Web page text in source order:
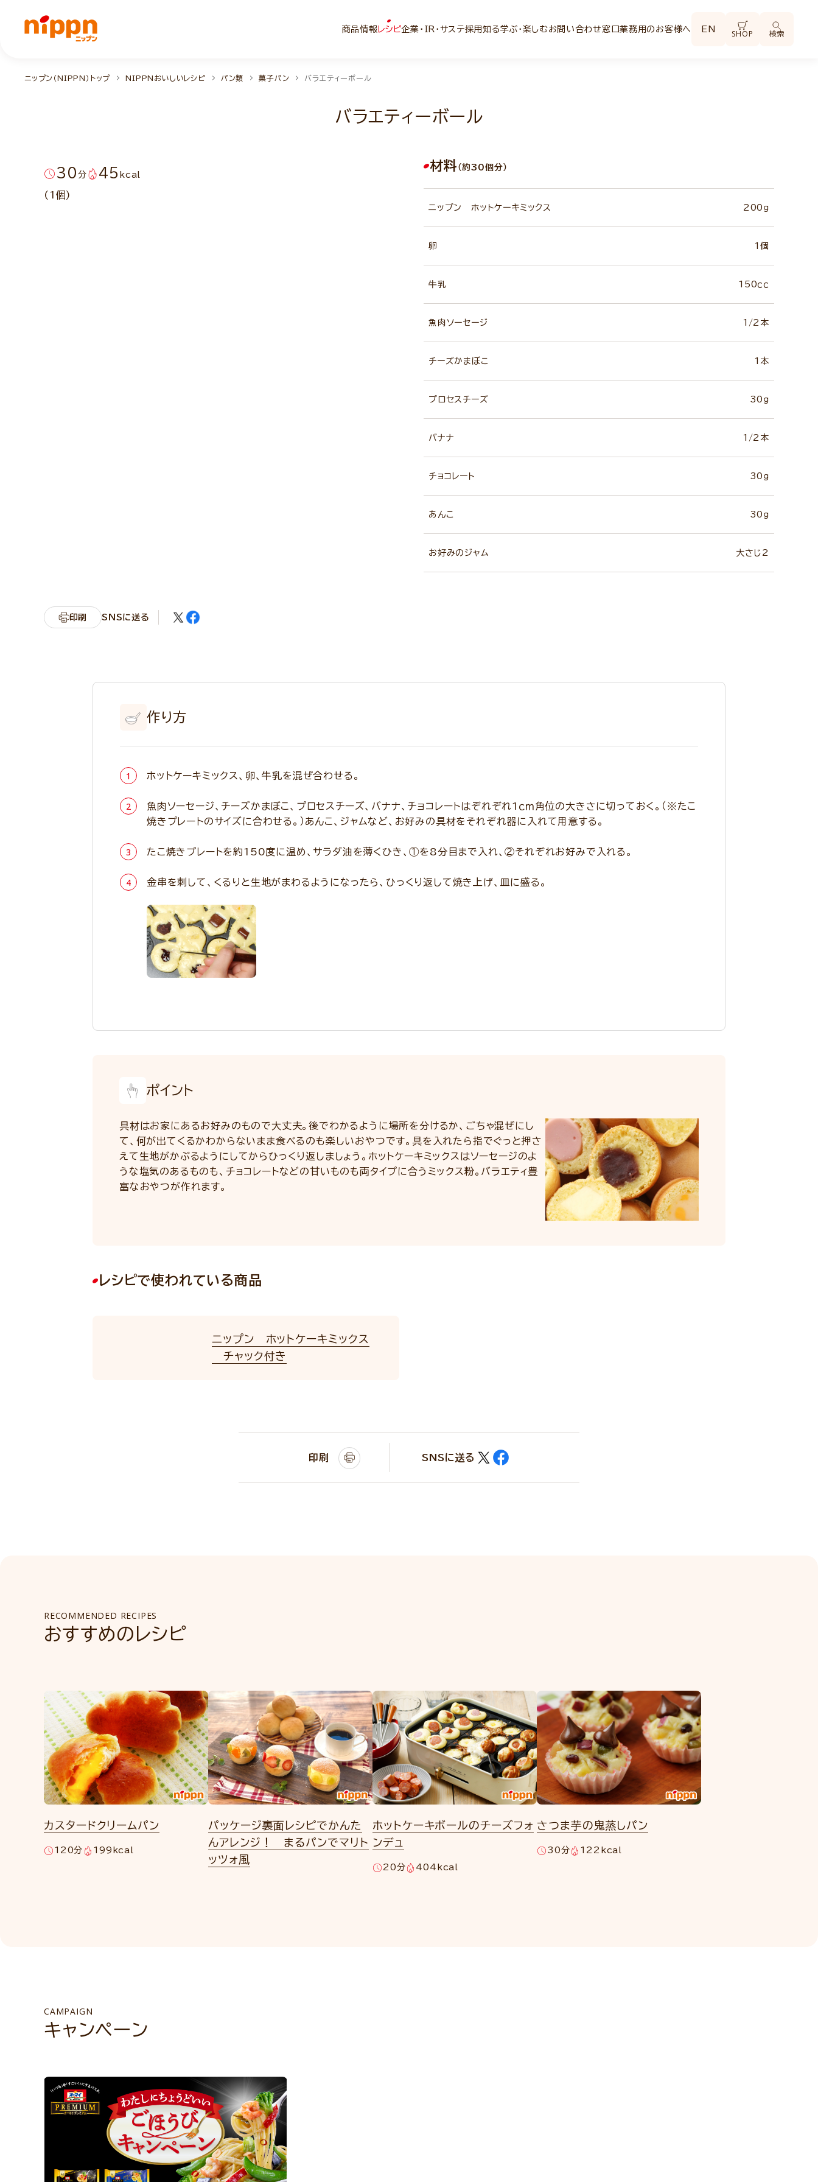
商品情報 レシピ企業・IR・サステ採用知る学ぶ・楽しむお問い合わせ窓口業務用のお客様へ EN SHOP 検索
ニップン（NIPPN）トップ NIPPNおいしいレシピ パン類 菓子パン バラエティーボール
バラエティーボール
30 分 45 kcal
(1個)
材料 （約30個分）
ニップン ホットケーキミックス 200ｇ
卵 1個
牛乳 150ｃｃ
魚肉ソーセージ 1/2本
チーズかまぼこ 1本
プロセスチーズ 30ｇ
バナナ 1/2本
チョコレート 30ｇ
あんこ 30ｇ
お好みのジャム 大さじ2
印刷 SNSに送る
作り方
ホットケーキミックス、卵、牛乳を混ぜ合わせる。
魚肉ソーセージ、チーズかまぼこ、プロセスチーズ、バナナ、チョコレートはぞれぞれ1ｃｍ角位の大きさに切っておく。（※たこ
焼きプレートのサイズに合わせる。）あんこ、ジャムなど、お好みの具材をそれぞれ器に入れて用意する。
たこ焼きプレートを約150度に温め、サラダ油を薄くひき、①を8分目まで入れ、②それぞれお好みで入れる。
金串を刺して、くるりと生地がまわるようになったら、ひっくり返して焼き上げ、皿に盛る。
ポイント
具材はお家にあるお好みのもので大丈夫。後でわかるように場所を分けるか、ごちゃ混ぜにし
て、何が出てくるかわからないまま食べるのも楽しいおやつです。具を入れたら指でぐっと押さ
えて生地がかぶるようにしてからひっくり返しましょう。ホットケーキミックスはソーセージのよ
うな塩気のあるものも、チョコレートなどの甘いものも両タイプに合うミックス粉。バラエティ豊
富なおやつが作れます。
レシピで使われている商品
ニップン ホットケーキミックス
チャック付き
印刷 SNSに送る
RECOMMENDED RECIPES
おすすめのレシピ
カスタードクリームパン
120分 199kcal
パッケージ裏面レシピでかんた
んアレンジ！ まるパンでマリト
ッツォ風
ホットケーキボールのチーズフォ
ンデュ
20分 404kcal
さつま芋の鬼蒸しパン
30分 122kcal
CAMPAIGN
キャンペーン